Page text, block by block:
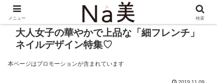
大人女子の華やかで上品な「細フレンチ」
ネイルデザイン特集♡
本ページはプロモーションが含まれています
メニュー 検索